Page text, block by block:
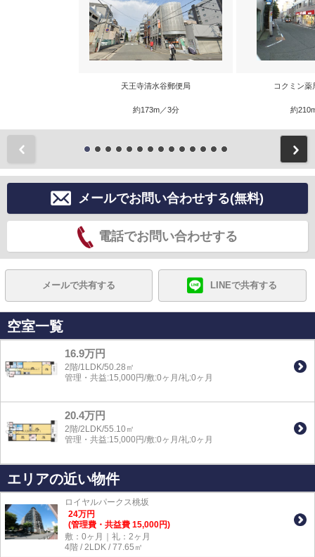
天王寺清水谷郵便局
約173m／3分
コクミン薬
約
メールでお問い合わせする(無料)
電話でお問い合わせする
メールで共有する LINEで共有する
空室一覧
16.9万円
2階/1LDK/50.28㎡
管理・共益:15,000円/敷:0ヶ月/礼:0ヶ月
20.4万円
2階/2LDK/55.10㎡
管理・共益:15,000円/敷:0ヶ月/礼:0ヶ月
エリアの近い物件
ロイヤルパークス桃坂
24万円
(管理費・共益費 15,000円)
敷：0ヶ月｜礼：2ヶ月
4階 / 2LDK / 77.65㎡